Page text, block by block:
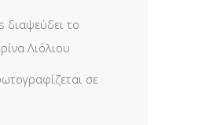
διαψεύδει το
Λιόλιου
σε